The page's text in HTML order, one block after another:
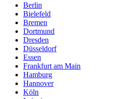
Berlin
Bielefeld
Bremen
Dortmund
Dresden
Düsseldorf
Essen
Frankfurt am Main
Hamburg
Hannover
Köln